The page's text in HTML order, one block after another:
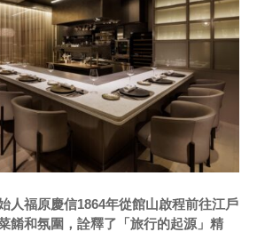
人福原慶信1864年從館山啟程前往江戶
餚和氛圍，詮釋了「旅行的起源」精